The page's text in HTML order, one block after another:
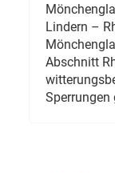
Lindern –
Abschnitt
Sperrungen